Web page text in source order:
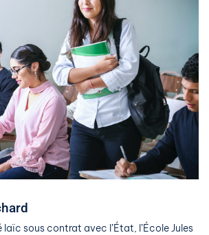
sous contrat avec l’État, l’École Jules